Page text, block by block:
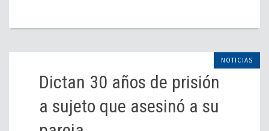
NOTICIAS
Dictan 30 años de prisión
a sujeto que asesinó a su